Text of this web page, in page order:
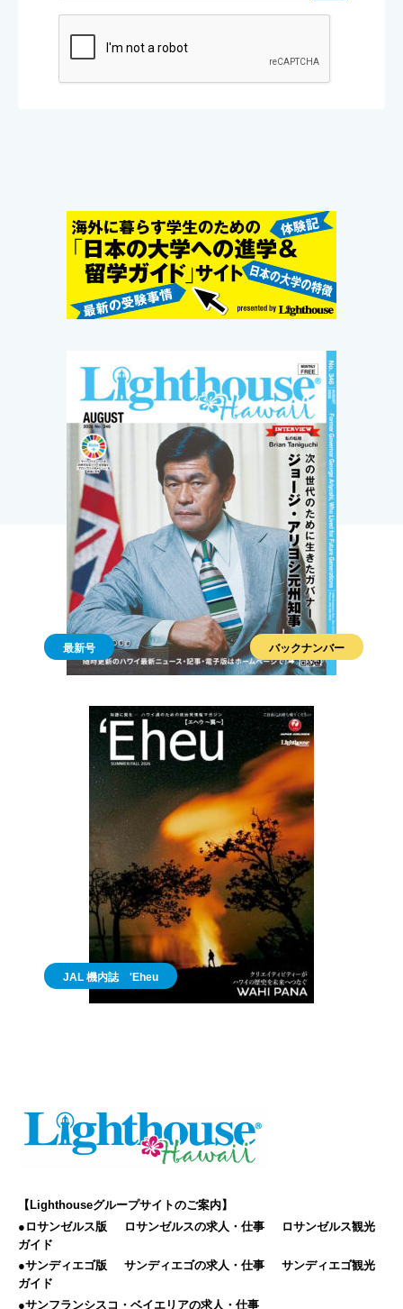
最新号 バックナンバー
JAL 機内誌 'Eheu
【Lighthouseグループサイトのご案内】
●ロサンゼルス版
ロサンゼルスの求人・仕事
ロサンゼルス観光
ガイド
●サンディエゴ版
サンディエゴの求人・仕事
サンディエゴ観光
ガイド
●サンフランシスコ・ベイエリアの求人・仕事